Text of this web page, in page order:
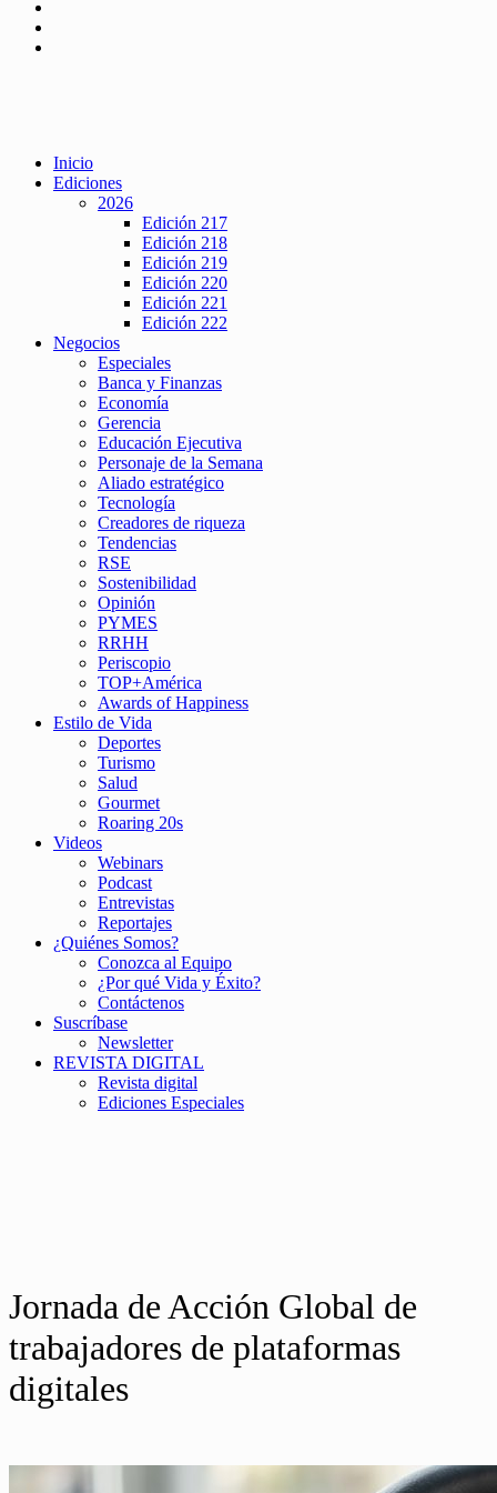
Inicio
Ediciones
2026
Edición 217
Edición 218
Edición 219
Edición 220
Edición 221
Edición 222
Negocios
Especiales
Banca y Finanzas
Economía
Gerencia
Educación Ejecutiva
Personaje de la Semana
Aliado estratégico
Tecnología
Creadores de riqueza
Tendencias
RSE
Sostenibilidad
Opinión
PYMES
RRHH
Periscopio
TOP+América
Awards of Happiness
Estilo de Vida
Deportes
Turismo
Salud
Gourmet
Roaring 20s
Videos
Webinars
Podcast
Entrevistas
Reportajes
¿Quiénes Somos?
Conozca al Equipo
¿Por qué Vida y Éxito?
Contáctenos
Suscríbase
Newsletter
REVISTA DIGITAL
Revista digital
Ediciones Especiales
Jornada de Acción Global de
trabajadores de plataformas
digitales